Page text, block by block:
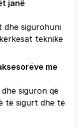
janë
dhe sigurohuni
teknike
me
siguron që
të sigurt dhe të